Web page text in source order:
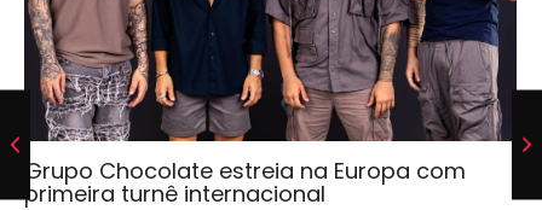
Grupo Chocolate estreia na Europa com
primeira turnê internacional